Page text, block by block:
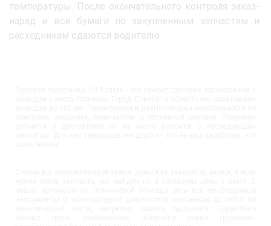
температуры. После окончательного контроля заказ-
наряд и все бумаги по закупленным запчастям и
расходникам сдаются водителю.